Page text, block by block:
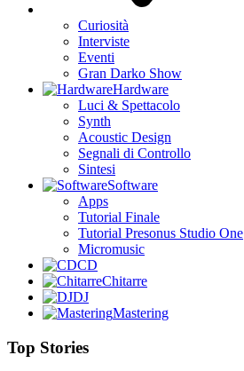
Curiosità
Interviste
Eventi
Gran Darko Show
Hardware
Luci & Spettacolo
Synth
Acoustic Design
Segnali di Controllo
Sintesi
Software
Apps
Tutorial Finale
Tutorial Presonus Studio One
Micromusic
CD
Chitarre
DJ
Mastering
Top Stories